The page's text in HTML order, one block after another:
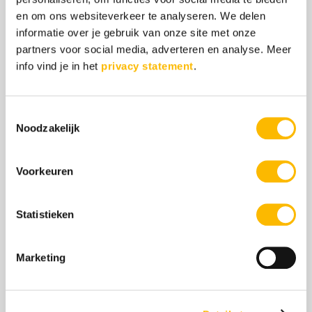
en om ons websiteverkeer te analyseren. We delen
informatie over je gebruik van onze site met onze
partners voor social media, adverteren en analyse. Meer
info vind je in het privacy statement.
Noodzakelijk
Voorkeuren
Statistieken
Marketing
Hoogbegaafdheid brengt
bepaalde eigenschappen mee
die je kunt herkennen bij
kinderen. Het kan ook bepaalde
gedragsproblemen meebrengen
kunnen staan.
je als ouder verdiept in de rol
die hoogbegaafdheid in het